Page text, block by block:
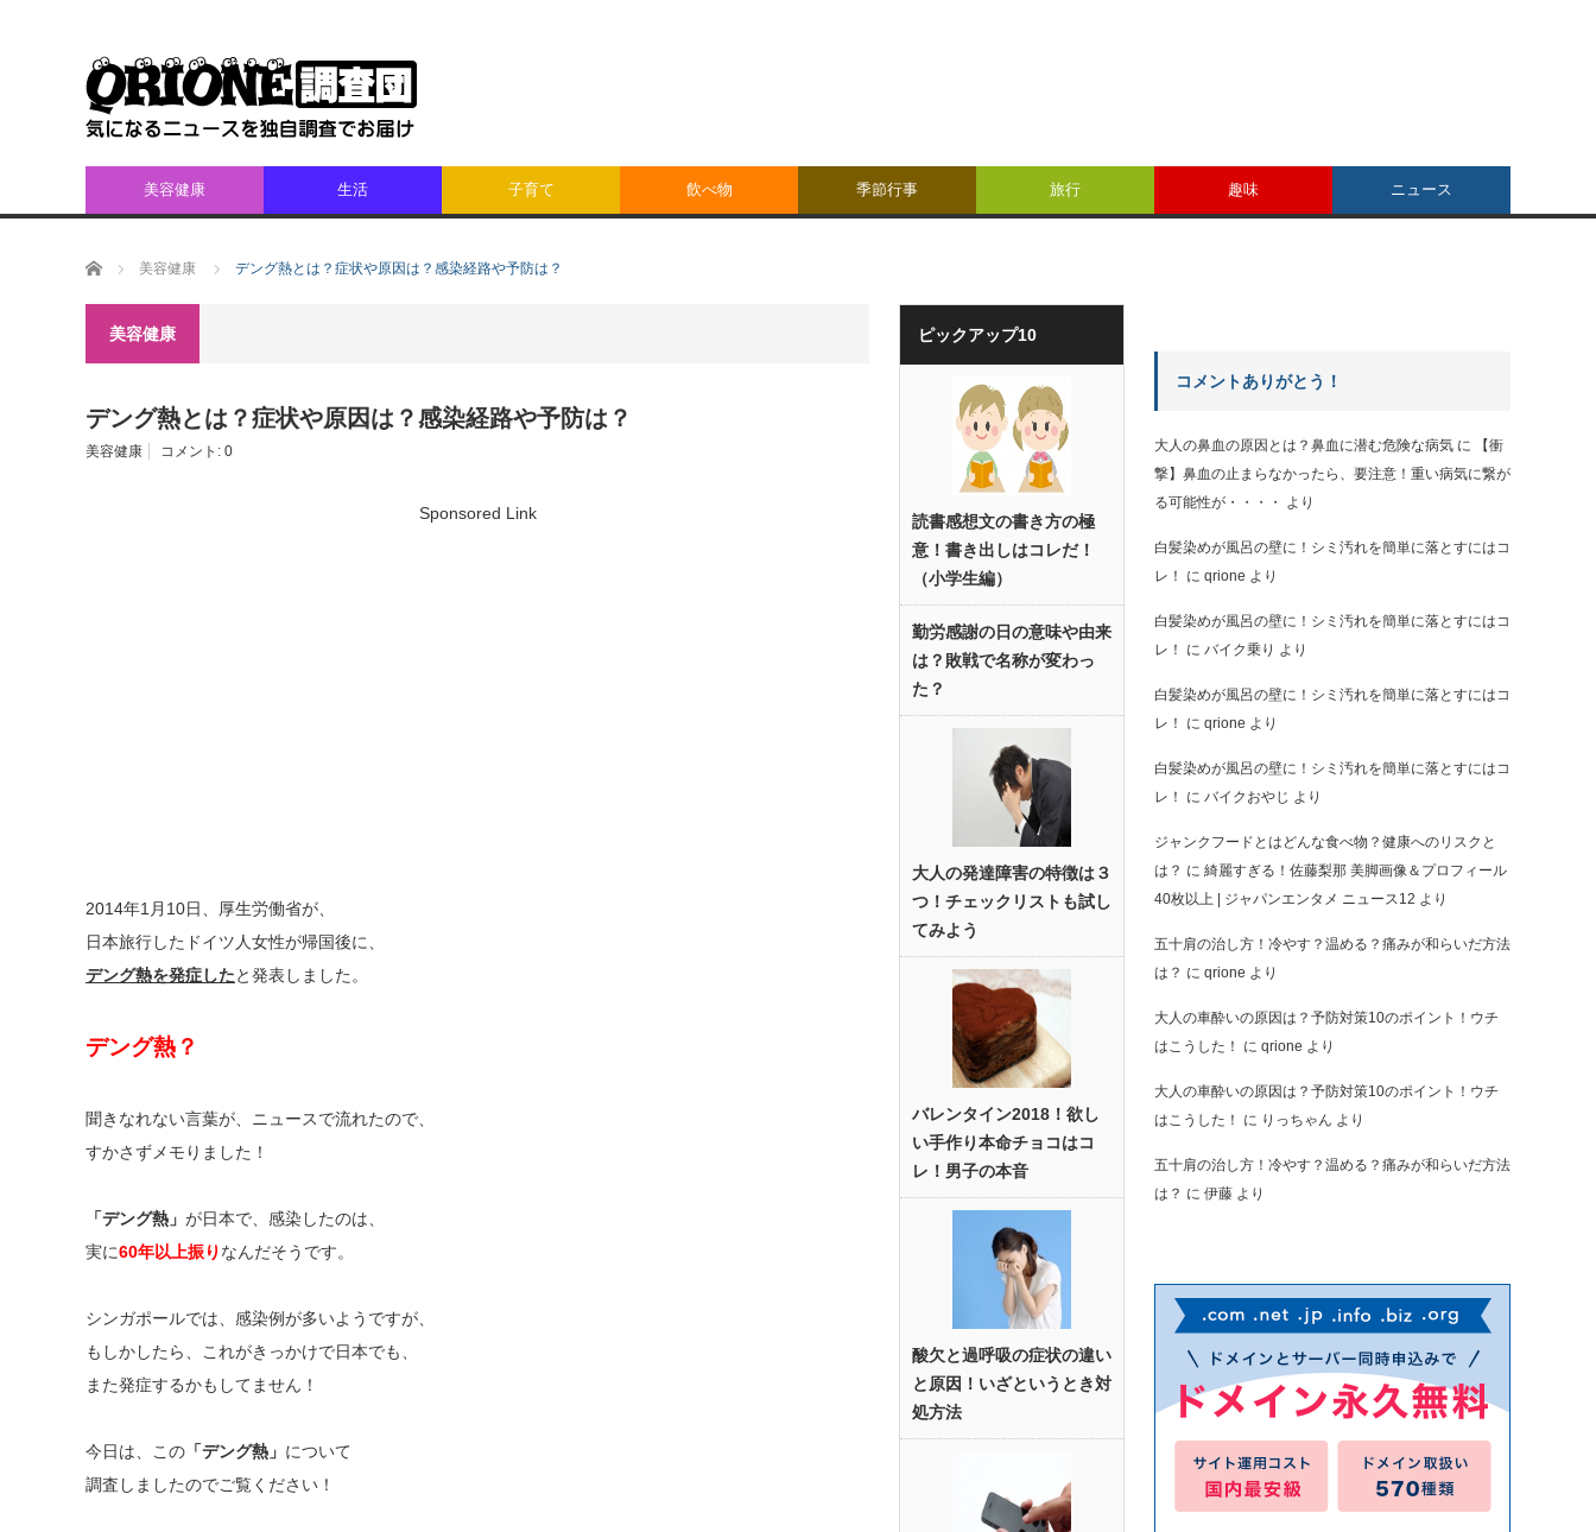
美容健康 生活 子育て 飲べ物 季節行事 旅行 趣味 ニュース
ホーム 美容健康 デング熱とは？症状や原因は？感染経路や予防は？
美容健康
デング熱とは？症状や原因は？感染経路や予防は？
美容健康 コメント: 0
Sponsored Link
2014年1月10日、厚生労働省が、
日本旅行したドイツ人女性が帰国後に、
デング熱を発症したと発表しました。
デング熱？
聞きなれない言葉が、ニュースで流れたので、
すかさずメモりました！
「デング熱」 が日本で、感染したのは、
実に60年以上振り なんだそうです。
シンガポールでは、感染例が多いようですが、
もしかしたら、これがきっかけで日本でも、
また発症するかもしてません！
今日は、この 「デング熱」 について
調査しましたのでご覧ください！
ピックアップ10
読書感想文の書き方の極
意！書き出しはコレだ！
（小学生編）
勤労感謝の日の意味や由来
は？敗戦で名称が変わっ
た？
大人の発達障害の特徴は３
つ！チェックリストも試し
てみよう
バレンタイン2018！欲し
い手作り本命チョコはコ
レ！男子の本音
酸欠と過呼吸の症状の違い
と原因！いざというとき対
処方法
コメントありがとう！
大人の鼻血の原因とは？鼻血に潜む危険な病気 に
【衝
撃】鼻血の止まらなかったら、要注意！重い病気に繋が
る可能性が・・・・
より
白髪染めが風呂の壁に！シミ汚れを簡単に落とすにはコ
レ！
に qrione より
白髪染めが風呂の壁に！シミ汚れを簡単に落とすにはコ
レ！
に バイク乗り より
白髪染めが風呂の壁に！シミ汚れを簡単に落とすにはコ
レ！
に qrione より
白髪染めが風呂の壁に！シミ汚れを簡単に落とすにはコ
レ！
に バイクおやじ より
ジャンクフードとはどんな食べ物？健康へのリスクと
は？ に 綺麗すぎる！佐藤梨那 美脚画像＆プロフィール
40枚以上 | ジャパンエンタメ ニュース12 より
五十肩の治し方！冷やす？温める？痛みが和らいだ方法
は？ に qrione より
大人の車酔いの原因は？予防対策10のポイント！ウチ
はこうした！
に qrione より
大人の車酔いの原因は？予防対策10のポイント！ウチ
はこうした！
に りっちゃん より
五十肩の治し方！冷やす？温める？痛みが和らいだ方法
は？ に 伊藤 より